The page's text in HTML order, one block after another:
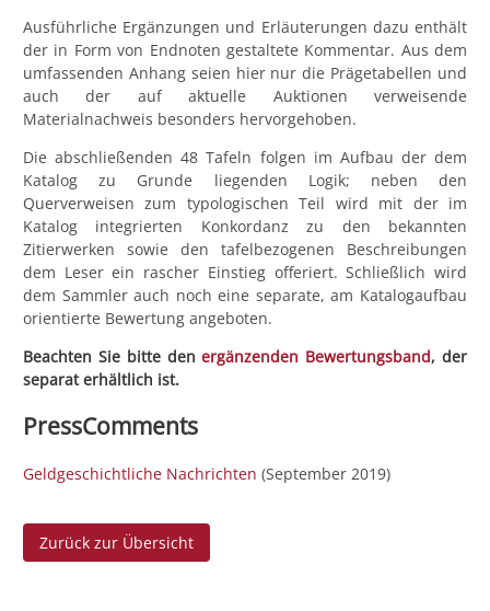
Ausführliche Ergänzungen und Erläuterungen dazu enthält
der in Form von Endnoten gestaltete Kommentar. Aus dem
umfassenden Anhang seien hier nur die Prägetabellen und
auch der auf aktuelle Auktionen verweisende
Materialnachweis besonders hervorgehoben.
Die abschließenden 48 Tafeln folgen im Aufbau der dem
Katalog zu Grunde liegenden Logik; neben den
Querverweisen zum typologischen Teil wird mit der im
Katalog integrierten Konkordanz zu den bekannten
Zitierwerken sowie den tafelbezogenen Beschreibungen
dem Leser ein rascher Einstieg offeriert. Schließlich wird
dem Sammler auch noch eine separate, am Katalogaufbau
orientierte Bewertung angeboten.
Beachten Sie bitte denergänzenden Bewertungsband, der
separat erhältlich ist.
PressComments
Geldgeschichtliche Nachrichten (September 2019)
Zurück zur Übersicht